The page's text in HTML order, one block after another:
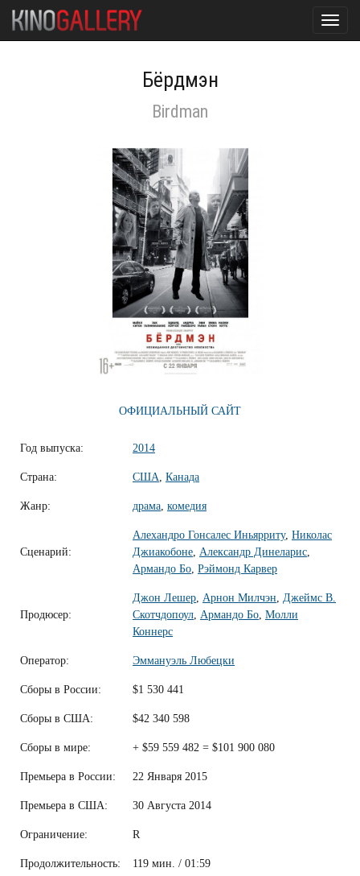
Бёрдмэн
Birdman
ОФИЦИАЛЬНЫЙ САЙТ
Год выпуска: 2014
Страна: США Канада
Жанр: драма комедия
Сценарий:
Алехандро Гонсалес Иньярриту, Николас
Джиакобоне Александр Динеларис
Армандо Бо Рэймонд Карвер
Продюсер:
Джон Лешер Арнон Милчэн
Джеймс В.
Скотчдопоул Армандо Бо Молли
Коннерс
Оператор: Эммануэль Любецки
Сборы в России: $1 530 441
Сборы в США: $42 340 598
Сборы в мире: + $59 559 482 = $101 900 080
Премьера в России: 22 Января 2015
Премьера в США: 30 Августа 2014
Ограничение: R
Продолжительность: 119 мин. / 01:59